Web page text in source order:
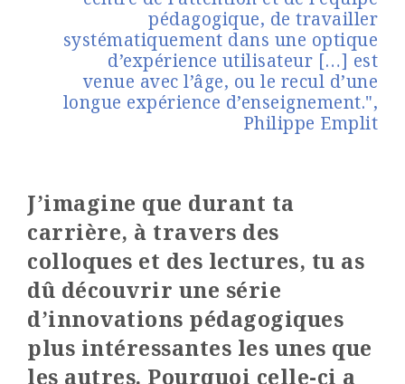
pédagogique, de travailler
systématiquement dans une optique
d’expérience utilisateur […] est
venue avec l’âge, ou le recul d’une
longue expérience d’enseignement.",
Philippe Emplit
J’imagine que durant ta
carrière, à travers des
colloques et des lectures, tu as
dû découvrir une série
d’innovations pédagogiques
plus intéressantes les unes que
les autres. Pourquoi celle-ci a